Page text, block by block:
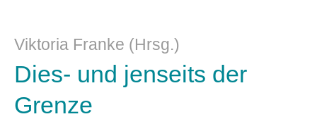
Viktoria Franke (Hrsg.)
Dies- und jenseits der
Grenze